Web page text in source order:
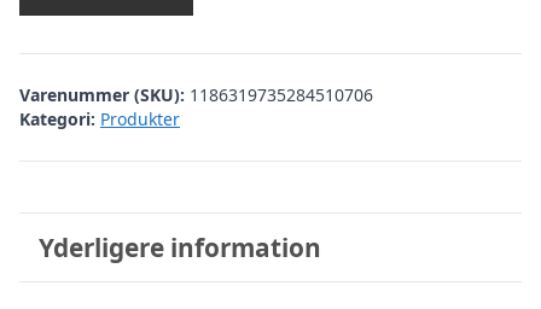
Varenummer (SKU): 1186319735284510706
Kategori: Produkter
Yderligere information